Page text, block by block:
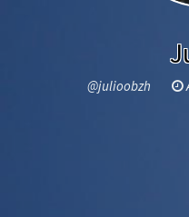
@julioobzh